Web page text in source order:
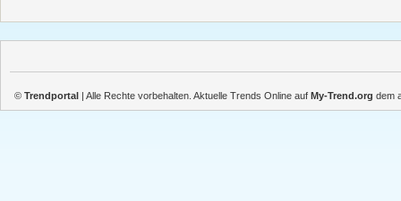
© Trendportal | Alle Rechte vorbehalten. Aktuelle Trends Online auf My-Trend.org dem